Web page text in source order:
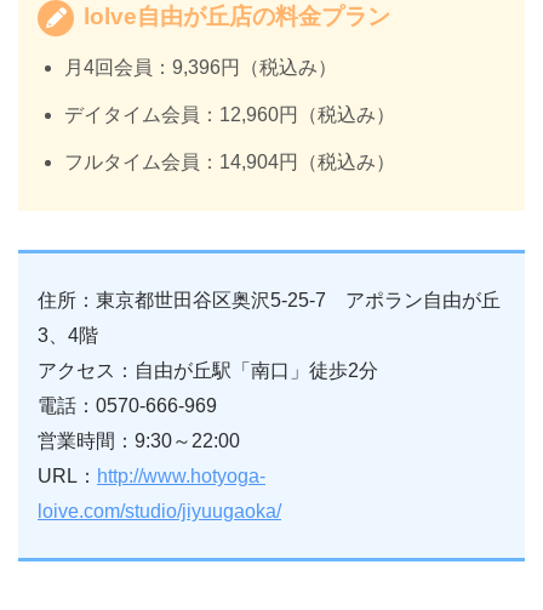
lolve自由が丘店の料金プラン
月4回会員：9,396円（税込み）
デイタイム会員：12,960円（税込み）
フルタイム会員：14,904円（税込み）
住所：東京都世田谷区奥沢5-25-7 アポラン自由が丘
3、4階
アクセス：自由が丘駅「南口」徒歩2分
電話：0570-666-969
営業時間：9:30～22:00
URL： http://www.hotyoga-
loive.com/studio/jiyuugaoka/